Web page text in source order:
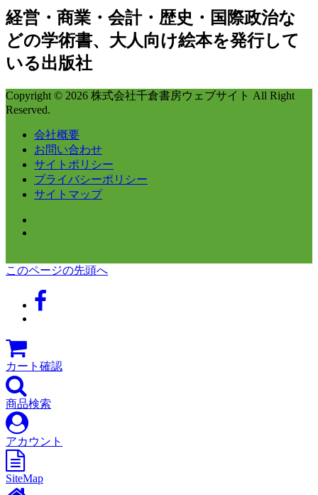
経営・商業・会計・歴史・国際政治な
どの学術書、大人向け絵本を発行して
いる出版社
Copyright © 2026 株式会社千倉書房ウェブサイト All Right
Reserved.
会社概要
お問い合わせ
サイトポリシー
プライバシーポリシー
サイトマップ
このページの先頭へ
カート確認
商品検索
アカウント
SiteMap